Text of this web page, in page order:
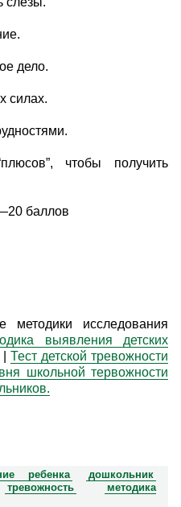
дело.
силах.
чтобы получить
баллов
методики исследования
выявления детских
Тест детской тревожности
школьной тервожности
ребенка
дошкольник
тревожность
методика